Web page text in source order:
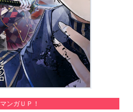
マンガＵＰ！